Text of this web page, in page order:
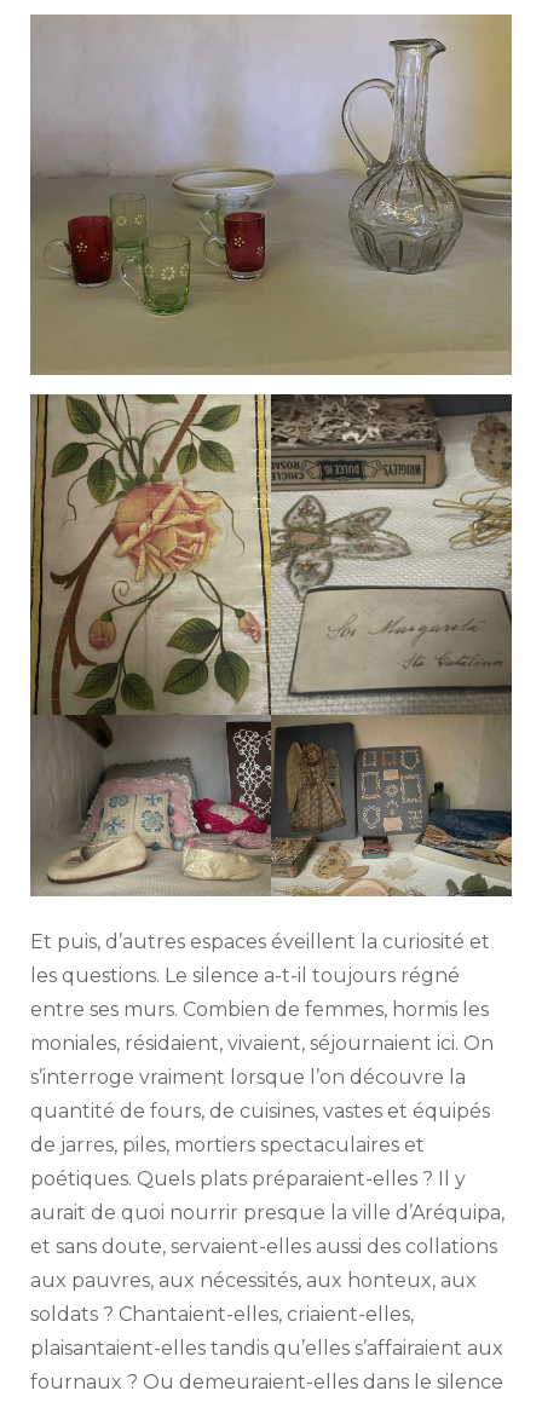
Et puis, d’autres espaces éveillent la curiosité et
les questions. Le silence a-t-il toujours régné
entre ses murs. Combien de femmes, hormis les
moniales, résidaient, vivaient, séjournaient ici. On
s’interroge vraiment lorsque l’on découvre la
quantité de fours, de cuisines, vastes et équipés
de jarres, piles, mortiers spectaculaires et
poétiques. Quels plats préparaient-elles ? Il y
aurait de quoi nourrir presque la ville d’Aréquipa,
et sans doute, servaient-elles aussi des collations
aux pauvres, aux nécessités, aux honteux, aux
soldats ? Chantaient-elles, criaient-elles,
plaisantaient-elles tandis qu’elles s’affairaient aux
fournaux ? Ou demeuraient-elles dans le silence